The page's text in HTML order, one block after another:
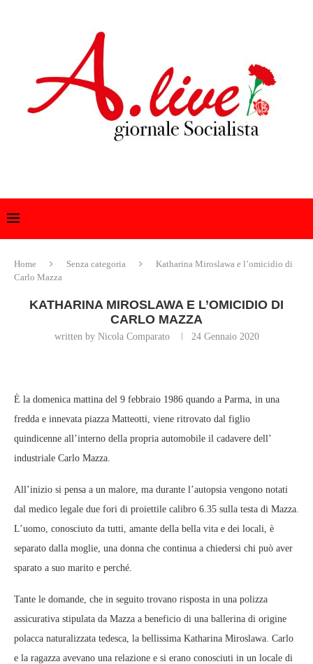
Home Senza categoria
Katharina Miroslawa e l’omicidio di
Carlo Mazza
KATHARINA MIROSLAWA E L’OMICIDIO DI
CARLO MAZZA
written by Nicola Comparato 24 Gennaio 2020
È la domenica mattina del 9 febbraio 1986 quando a Parma, in una
fredda e innevata piazza Matteotti, viene ritrovato dal figlio
quindicenne all’interno della propria automobile il cadavere dell’
industriale Carlo Mazza.
All’inizio si pensa a un malore, ma durante l’autopsia vengono notati
dal medico legale due fori di proiettile calibro 6.35 sulla testa di Mazza.
L’uomo, conosciuto da tutti, amante della bella vita e dei locali, è
separato dalla moglie, una donna che continua a chiedersi chi può aver
sparato a suo marito e perché.
Tante le domande, che in seguito trovano risposta in una polizza
assicurativa stipulata da Mazza a beneficio di una ballerina di origine
polacca naturalizzata tedesca, la bellissima Katharina Miroslawa. Carlo
e la ragazza avevano una relazione e si erano conosciuti in un locale di